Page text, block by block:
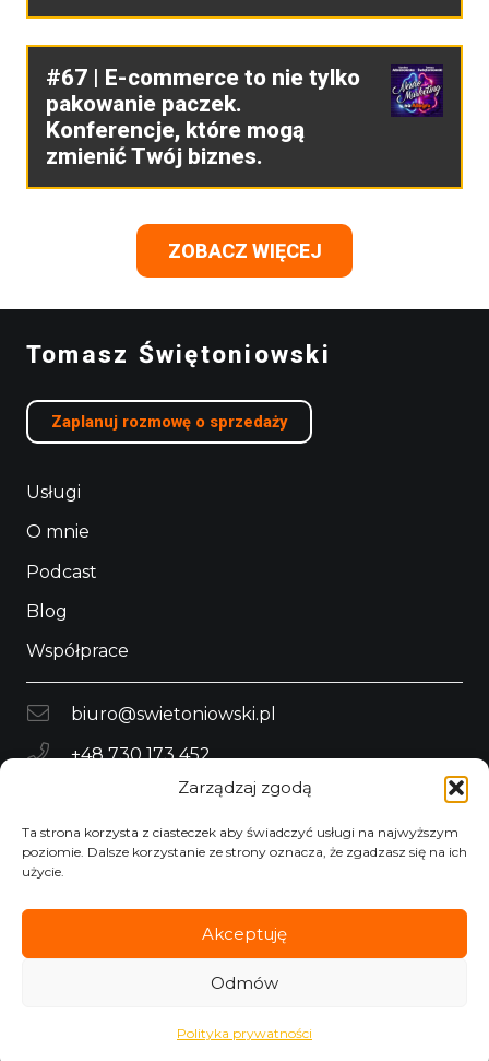
Zarządzaj zgodą
Ta strona korzysta z ciasteczek aby świadczyć usługi na najwyższym
poziomie. Dalsze korzystanie ze strony oznacza, że zgadzasz się na ich
użycie.
Akceptuję
Odmów
Polityka prywatności
#67 | E-commerce to nie tylko
pakowanie paczek.
Konferencje, które mogą
zmienić Twój biznes.
ZOBACZ WIĘCEJ
Tomasz Świętoniowski
Zaplanuj rozmowę o sprzedaży
Usługi
O mnie
Podcast
Blog
Współprace
biuro@swietoniowski.pl
+48 730 173 452
Wola Batorska 575
32-007 Wola Batorska
© 2022 –2026Tomasz Świętoniowski